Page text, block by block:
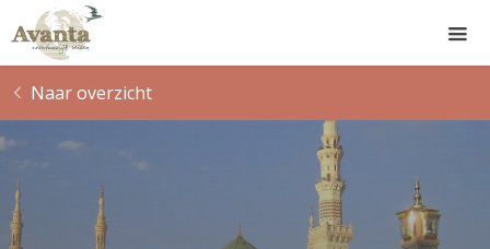
Naar overzicht